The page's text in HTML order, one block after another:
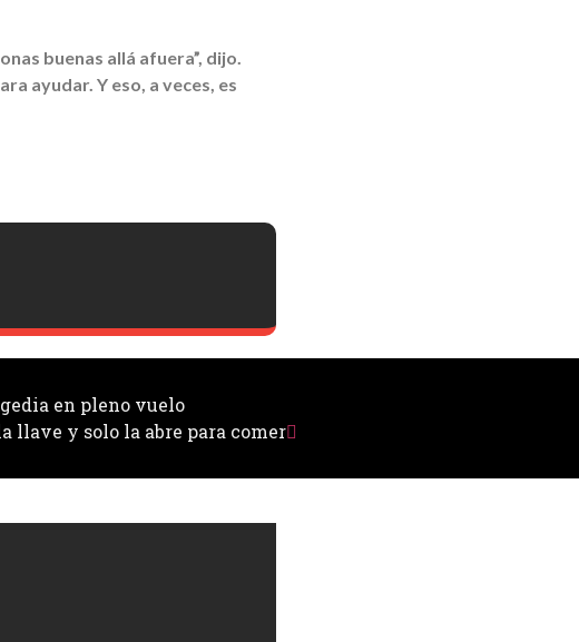
buenas allá afuera”, dijo.
ayudar. Y eso, a veces, es
en pleno vuelo
llave y solo la abre para comer